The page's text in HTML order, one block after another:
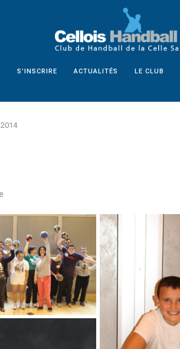
S’INSCRIRE ACTUALITÉS LE CLUB